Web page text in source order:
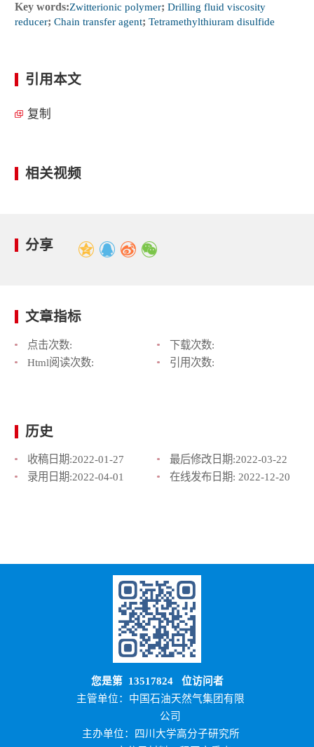
Key words:Zwitterionic polymer; Drilling fluid viscosity
reducer; Chain transfer agent; Tetramethylthiuram disulfide
引用本文
复制
相关视频
分享
文章指标
点击次数:
下载次数:
Html阅读次数:
引用次数:
历史
收稿日期:2022-01-27 最后修改日期:2022-03-22
录用日期:2022-04-01 在线发布日期: 2022-12-20
您是第 13517824位访问者
主管单位：中国石油天然气集团有限
公司
主办单位：四川大学高分子研究所